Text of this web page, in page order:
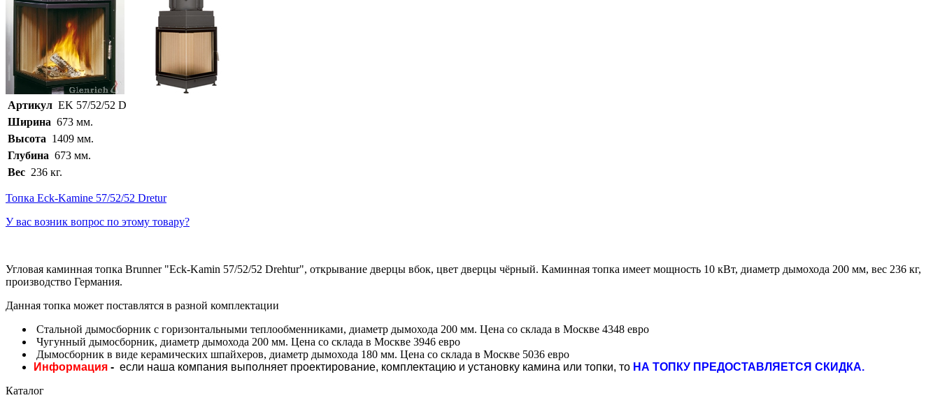
Артикул EK 57/52/52 D
Ширина 673 мм.
Высота 1409 мм.
Глубина 673 мм.
Вес 236 кг.
Топка Eck-Kamine 57/52/52 Dretur
У вас возник вопрос по этому товару?
Угловая каминная топка Brunner "Eck-Kamin 57/52/52 Drehtur", открывание дверцы вбок, цвет дверцы чёрный. Каминная топка имеет мощность 10 кВт, диаметр дымохода 200 мм, вес 236 кг,
производство Германия.
Данная топка может поставлятся в разной комплектации
Стальной дымосборник с горизонтальными теплообменниками, диаметр дымохода 200 мм. Цена со склада в Москве 4348 евро
Чугунный дымосборник, диаметр дымохода 200 мм. Цена со склада в Москве 3946 евро
Дымосборник в виде керамических шпайхеров, диаметр дымохода 180 мм. Цена со склада в Москве 5036 евро
Информация - если наша компания выполняет проектирование, комплектацию и установку камина или топки, то НА ТОПКУ ПРЕДОСТАВЛЯЕТСЯ СКИДКА.
Каталог